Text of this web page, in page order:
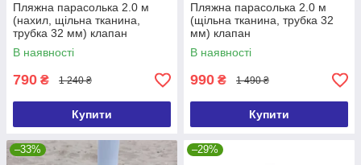
Пляжна парасолька 2.0 м
(нахил, щільна тканина,
трубка 32 мм) клапан
В наявності
790 ₴ 1 240 ₴
Купити
Пляжна парасолька 2.0 м
(щільна тканина, трубка 32
мм) клапан
В наявності
990 ₴ 1 490 ₴
Купити
–33% –29%